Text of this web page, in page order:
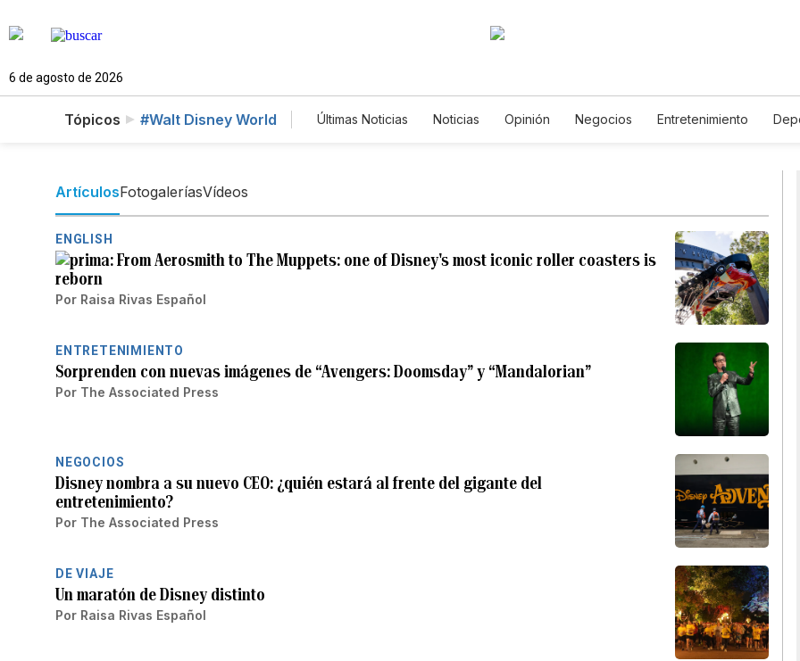
6 de agosto de 2026
Tópicos #Walt Disney World Últimas Noticias Noticias Opinión Negocios Entretenimiento
ArtículosFotogaleríasVídeos
ENGLISH
From Aerosmith to The Muppets: one of Disney's most iconic roller coasters is
reborn
Por Raisa Rivas Español
ENTRETENIMIENTO
Sorprenden con nuevas imágenes de “Avengers: Doomsday” y “Mandalorian”
Por The Associated Press
NEGOCIOS
Disney nombra a su nuevo CEO: ¿quién estará al frente del gigante del
entretenimiento?
Por The Associated Press
DE VIAJE
Un maratón de Disney distinto
Por Raisa Rivas Español